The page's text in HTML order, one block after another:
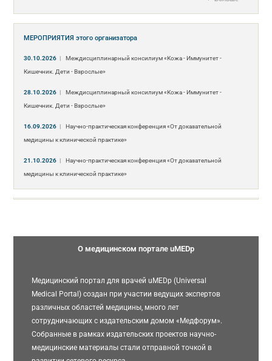
МЕРОПРИЯТИЯэтого организатора
30.10.2026 |
Междисциплинарный консилиум «Кожа - Иммунитет -
Кишечник. Дети - Взрослые»
28.10.2026 |
Междисциплинарный консилиум «Кожа - Иммунитет -
Кишечник. Дети - Взрослые»
16.09.2026 |
Научно-практическая конференция «От доказательной
медицины к клинической практике»
21.10.2026 |
Научно-практическая конференция «От доказательной
медицины к клинической практике»
О медицинском портале uMEDp
Медицинский портал для врачей uMEDp (Universal
Medical Portal) создан при участии ведущих экспертов
различных областей медицины, много лет
сотрудничающих с издательским домом «Медфорум».
Собранные в рамках издательских проектов научно-
медицинские материалы стали отправной точкой в